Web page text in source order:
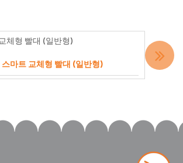
스마트 교체형 빨대 (일반형)